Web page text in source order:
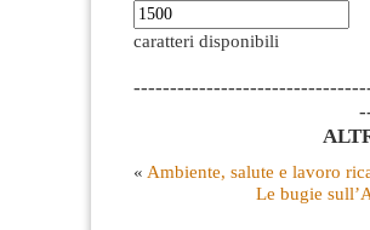
caratteri disponibili
« Ambiente, salute e lavoro
Le bugie